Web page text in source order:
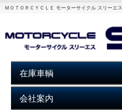
ＭＯＴＯＲＣＹＣＬＥ モーターサイクル スリーエス
在庫車輌
会社案内